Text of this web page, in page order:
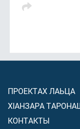
ПРОЕКТАХ ЛАЬЦА
ХIАНЗАРА
КОНТАКТЫ